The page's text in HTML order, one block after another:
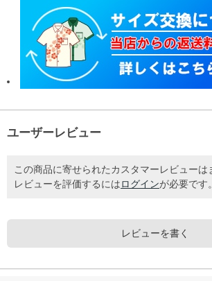
ユーザーレビュー
この商品に寄せられたカスタマーレビューは
レビューを評価するには ログインが必要です。
レビューを書く